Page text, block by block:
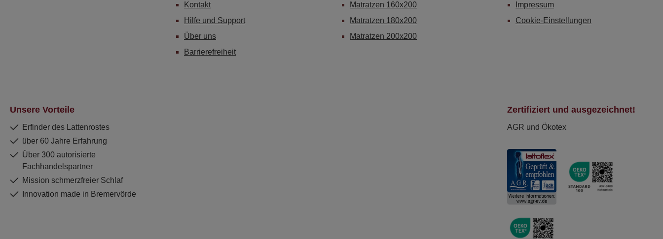
Kontakt
Hilfe und Support
Über uns
Barrierefreiheit
Matratzen 160x200
Matratzen 180x200
Matratzen 200x200
Impressum
Cookie-Einstellungen
Unsere Vorteile
Erfinder des Lattenrostes
über 60 Jahre Erfahrung
Über 300 autorisierte
Fachhandelspartner
Mission schmerzfreier Schlaf
Innovation made in Bremervörde
Zertifiziert und ausgezeichnet!
AGR und Ökotex